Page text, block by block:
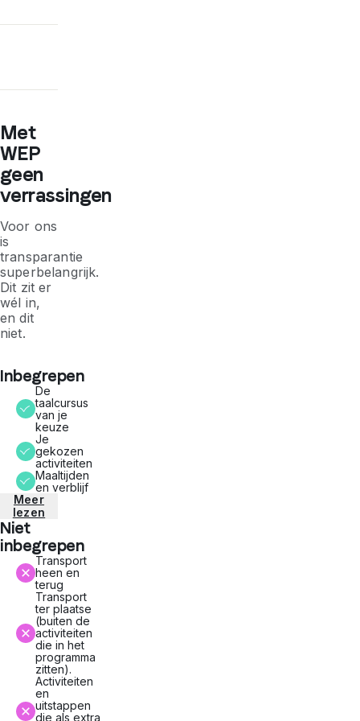
Met
WEP
geen
verrassingen
Voor ons
is
transparantie
superbelangrijk.
Dit zit er
wél in,
en dit
niet.
Inbegrepen
De
taalcursus
van je
keuze
Je
gekozen
activiteiten
Maaltijden
en verblijf
Meer
lezen
Niet
inbegrepen
Transport
heen en
terug
Transport
ter plaatse
(buiten de
activiteiten
die in het
programma
zitten).
Activiteiten
en
uitstappen
die als extra